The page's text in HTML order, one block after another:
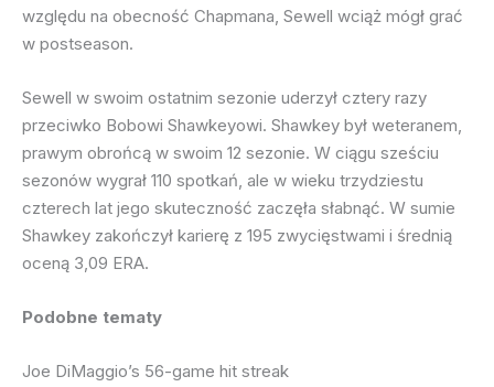
względu na obecność Chapmana, Sewell wciąż mógł grać
w postseason.
Sewell w swoim ostatnim sezonie uderzył cztery razy
przeciwko Bobowi Shawkeyowi. Shawkey był weteranem,
prawym obrońcą w swoim 12 sezonie. W ciągu sześciu
sezonów wygrał 110 spotkań, ale w wieku trzydziestu
czterech lat jego skuteczność zaczęła słabnąć. W sumie
Shawkey zakończył karierę z 195 zwycięstwami i średnią
oceną 3,09 ERA.
Podobne tematy
Joe DiMaggio’s 56-game hit streak